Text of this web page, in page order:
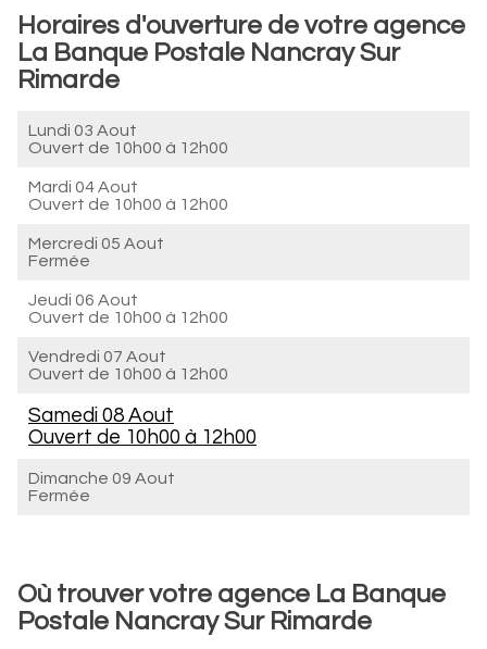
Horaires d'ouverture de votre agence
La Banque Postale Nancray Sur
Rimarde
Lundi 03 Aout
Ouvert de 10h00 à 12h00
Mardi 04 Aout
Ouvert de 10h00 à 12h00
Mercredi 05 Aout
Fermée
Jeudi 06 Aout
Ouvert de 10h00 à 12h00
Vendredi 07 Aout
Ouvert de 10h00 à 12h00
Samedi 08 Aout
Ouvert de 10h00 à 12h00
Dimanche 09 Aout
Fermée
Où trouver votre agence La Banque
Postale Nancray Sur Rimarde